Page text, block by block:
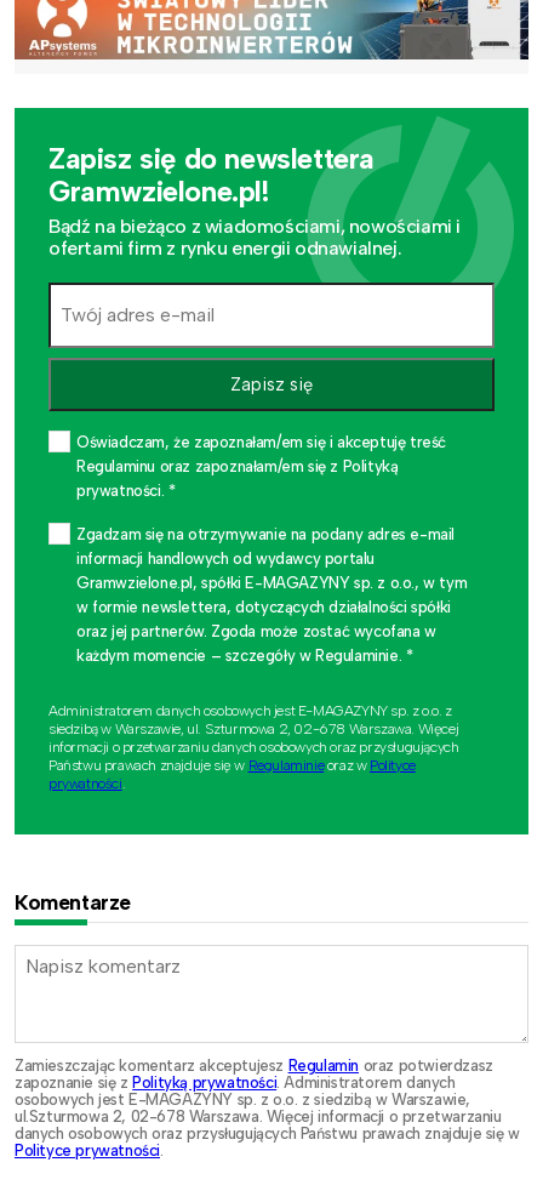
Zapisz się do newslettera
Gramwzielone.pl!
Bądź na bieżąco z wiadomościami, nowościami i
ofertami firm z rynku energii odnawialnej.
Zapisz się
Oświadczam, że zapoznałam/em się i akceptuję treść
Regulaminu oraz zapoznałam/em się z Polityką
prywatności. *
Zgadzam się na otrzymywanie na podany adres e-mail
informacji handlowych od wydawcy portalu
Gramwzielone.pl, spółki E-MAGAZYNY sp. z o.o., w tym
w formie newslettera, dotyczących działalności spółki
oraz jej partnerów. Zgoda może zostać wycofana w
każdym momencie – szczegóły w Regulaminie. *
Administratorem danych osobowych jest E-MAGAZYNY sp. z o.o. z
siedzibą w Warszawie, ul. Szturmowa 2, 02-678 Warszawa. Więcej
informacji o przetwarzaniu danych osobowych oraz przysługujących
Państwu prawach znajduje się w Regulaminieoraz w Polityce
prywatności.
Komentarze
Zamieszczając komentarz akceptujesz Regulamin oraz potwierdzasz
zapoznanie się zPolityką prywatności . Administratorem danych
osobowych jest E-MAGAZYNY sp. z o.o. z siedzibą w Warszawie,
ul.Szturmowa 2, 02-678 Warszawa. Więcej informacji o przetwarzaniu
danych osobowych oraz przysługujących Państwu prawach znajduje się w
Polityce prywatności